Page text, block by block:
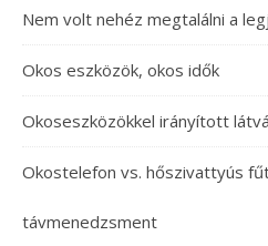
Nem volt nehéz megtalálni a
Okos eszközök, okos idők
Okoseszközökkel irányított
Okostelefon vs. hőszivattyús
távmenedzsment